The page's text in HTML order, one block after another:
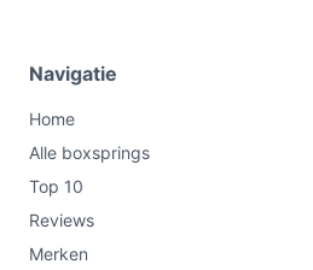
Navigatie
Home
Alle boxsprings
Top 10
Reviews
Merken